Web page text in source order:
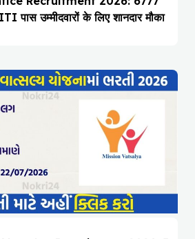
पास उम्मीदवारों के लिए शानदार मौका